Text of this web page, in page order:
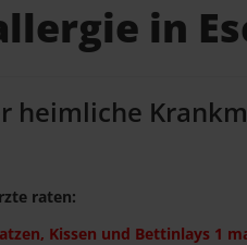
in
heimliche
raten:
Kissen und Bettinlays 1